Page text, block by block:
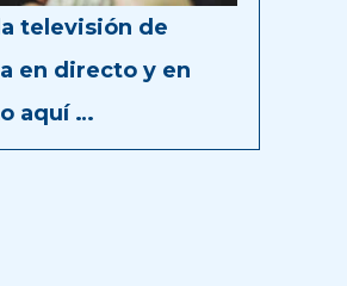
televisión de
en directo y en
aquí …